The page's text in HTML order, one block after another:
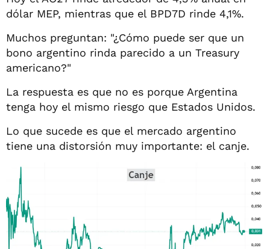
dólar MEP, mientras que el BPD7D rinde 4,1%.
Muchos preguntan: "¿Cómo puede ser que un
bono argentino rinda parecido a un Treasury
americano?"
La respuesta es que no es porque Argentina
tenga hoy el mismo riesgo que Estados Unidos.
Lo que sucede es que el mercado argentino
tiene una distorsión muy importante: el canje.